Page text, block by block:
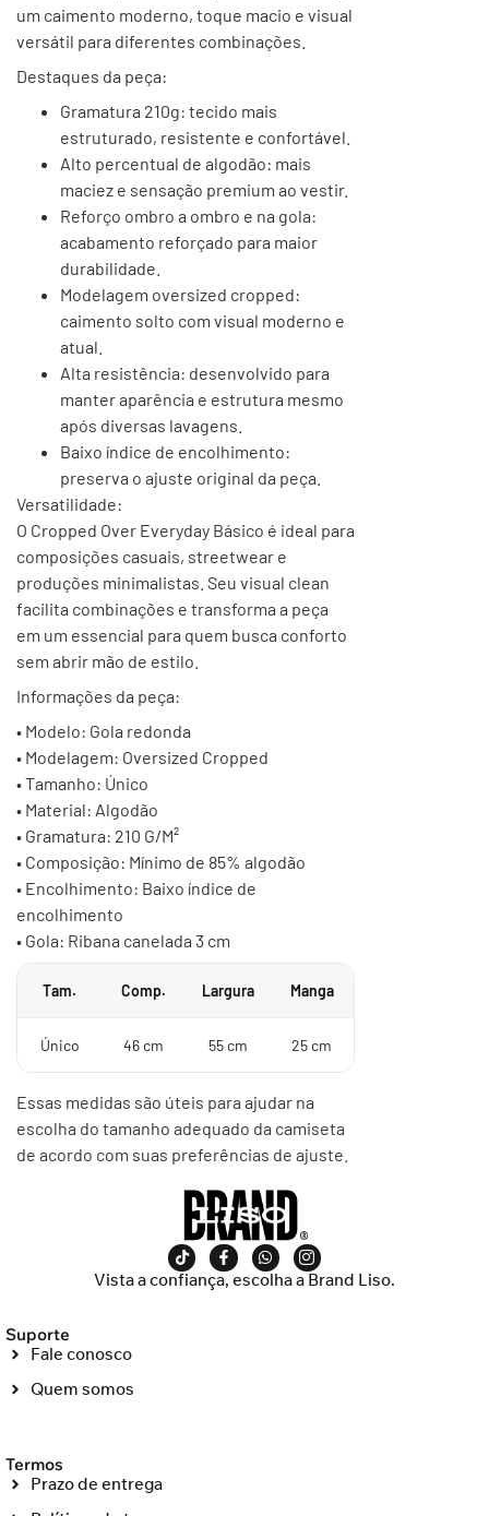
um caimento moderno, toque macio e visual
versátil para diferentes combinações.
Destaques da peça:
Gramatura 210g: tecido mais
estruturado, resistente e confortável.
Alto percentual de algodão: mais
maciez e sensação premium ao vestir.
Reforço ombro a ombro e na gola:
acabamento reforçado para maior
durabilidade.
Modelagem oversized cropped:
caimento solto com visual moderno e
atual.
Alta resistência: desenvolvido para
manter aparência e estrutura mesmo
após diversas lavagens.
Baixo índice de encolhimento:
preserva o ajuste original da peça.
Versatilidade:
O Cropped Over Everyday Básico é ideal para
composições casuais, streetwear e
produções minimalistas. Seu visual clean
facilita combinações e transforma a peça
em um essencial para quem busca conforto
sem abrir mão de estilo.
Informações da peça:
• Modelo: Gola redonda
• Modelagem: Oversized Cropped
• Tamanho: Único
• Material: Algodão
• Gramatura: 210 G/M²
• Composição: Mínimo de 85% algodão
• Encolhimento: Baixo índice de
encolhimento
• Gola: Ribana canelada 3 cm
Tam. Comp. Largura Manga
Único 46 cm 55 cm 25 cm
Essas medidas são úteis para ajudar na
escolha do tamanho adequado da camiseta
de acordo com suas preferências de ajuste.
Vista a confiança, escolha a Brand Liso.
Suporte
Fale conosco
Quem somos
Termos
Prazo de entrega